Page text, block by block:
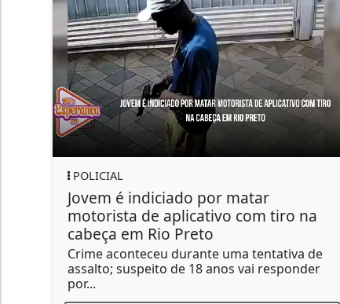
POLICIAL
Jovem é indiciado por matar
motorista de aplicativo com tiro na
cabeça em Rio Preto
Crime aconteceu durante uma tentativa de
assalto; suspeito de 18 anos vai responder